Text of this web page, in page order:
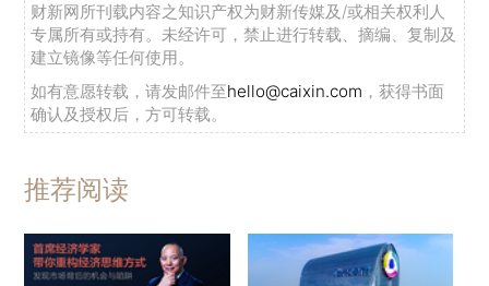
300指数4.05%
中美贸易争端对A股的影响已经逐渐钝化，但
我们不能忽视的是，贸易摩擦对全球经济造成的重
财新网所刊载内容之知识产权为财新传媒及/或相关权利人
专属所有或持有。未经许可，禁止进行转载、摘编、复制及
建立镜像等任何使用。
如有意愿转载，请发邮件至hello@caixin.com ，获得书面
确认及授权后，方可转载。
推荐阅读